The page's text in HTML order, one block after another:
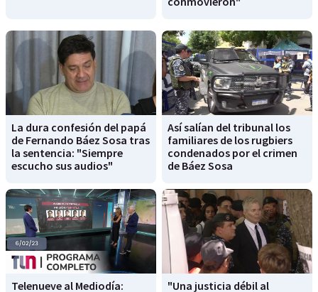
La dura confesión del papá
de Fernando Báez Sosa tras
la sentencia: "Siempre
escucho sus audios"
Así salían del tribunal los
familiares de los rugbiers
condenados por el crimen
de Báez Sosa
Telenueve al Mediodía:
"Una justicia débil al